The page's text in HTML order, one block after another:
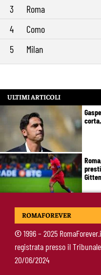
3
Roma
4
Como
5
Milan
ULTIMI ARTICOLI
ROMAFOREVER
©1996 – 2025
registrata presso il
20/06/2024